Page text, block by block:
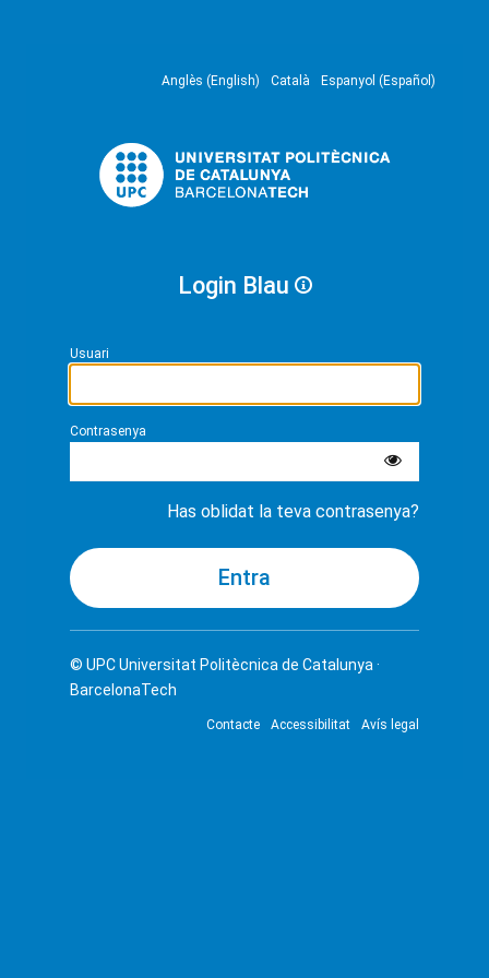
Anglès (English) Català Espanyol (Español)
Login Blau
Usuari
Contrasenya
Has oblidat la teva contrasenya?
© UPCUniversitat Politècnica de Catalunya ·
BarcelonaTech
Contacte Accessibilitat Avís legal